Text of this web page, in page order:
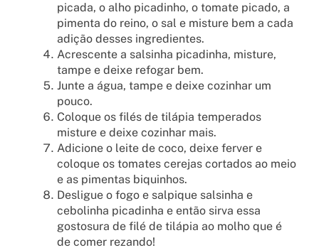
picada, o alho picadinho, o tomate picado, a
pimenta do reino, o sal e misture bem a cada
adição desses ingredientes.
Acrescente a salsinha picadinha, misture,
tampe e deixe refogar bem.
Junte a água, tampe e deixe cozinhar um
pouco.
Coloque os filés de tilápia temperados
misture e deixe cozinhar mais.
Adicione o leite de coco, deixe ferver e
coloque os tomates cerejas cortados ao meio
e as pimentas biquinhos.
Desligue o fogo e salpique salsinha e
cebolinha picadinha e então sirva essa
gostosura de filé de tilápia ao molho que é
de comer rezando!